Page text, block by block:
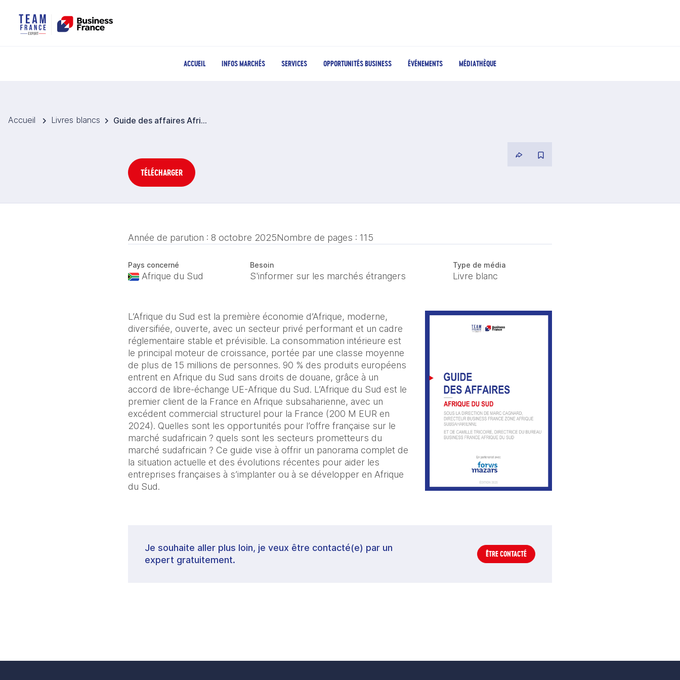
ACCUEIL INFOS MARCHÉS SERVICES OPPORTUNITÉS BUSINESS ÉVÉNEMENTS MÉDIATHÈQUE
Accueil Livres blancs Guide des affaires Afrique du Sud
TÉLÉCHARGER
Année de parution : 8 octobre 2025Nombre de pages : 115
Pays concerné
Afrique du Sud
Besoin
S'informer sur les marchés étrangers
Type de média
Livre blanc
L’Afrique du Sud est la première économie d’Afrique, moderne,
diversifiée, ouverte, avec un secteur privé performant et un cadre
réglementaire stable et prévisible. La consommation intérieure est
le principal moteur de croissance, portée par une classe moyenne
de plus de 15 millions de personnes. 90 % des produits européens
entrent en Afrique du Sud sans droits de douane, grâce à un
accord de libre-échange UE-Afrique du Sud. L’Afrique du Sud est le
premier client de la France en Afrique subsaharienne, avec un
excédent commercial structurel pour la France (200 M EUR en
2024). Quelles sont les opportunités pour l’offre française sur le
marché sudafricain ? quels sont les secteurs prometteurs du
marché sudafricain ? Ce guide vise à offrir un panorama complet de
la situation actuelle et des évolutions récentes pour aider les
entreprises françaises à s’implanter ou à se développer en Afrique
du Sud.
Je souhaite aller plus loin, je veux être contacté(e) par un
expert gratuitement.
ÊTRE CONTACTÉ